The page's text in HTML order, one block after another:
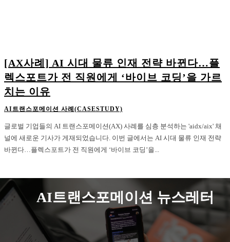
[AX사례] AI 시대 물류 인재 전략 바뀐다…플
렉스포트가 전 직원에게 ‘바이브 코딩’을 가르
치는 이유
AI트랜스포메이션 사례(CASESTUDY)
글로벌 기업들의 AI 트랜스포메이션(AX) 사례를 심층 분석하는 'aidx/aix' 채
널에 새로운 기사가 게재되었습니다. 이번 글에서는 AI 시대 물류 인재 전략
바뀐다…플렉스포트가 전 직원에게 ‘바이브 코딩’을...
AI트랜스포메이션 뉴스레터